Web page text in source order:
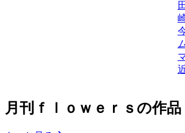
月刊ｆｌｏｗｅｒｓの作品